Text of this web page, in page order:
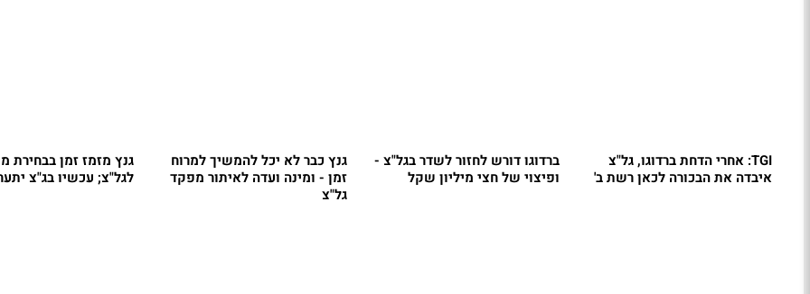
TGI: אחרי הדחת ברדוגו, גל"צ
איבדה את הבכורה לכאן רשת ב'
ברדוגו דורש לחזור לשדר בגל"צ -
ופיצוי של חצי מיליון שקל
גנץ כבר לא יכל להמשיך למרוח
זמן - ומינה ועדה לאיתור מפקד
גל"צ
גנץ מזמז זמן בבחירת
לגל"צ; עכשיו בג"צ